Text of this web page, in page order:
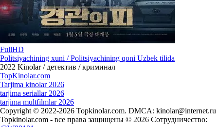
FullHD
Politsiyachining xuni / Politsiyachining qoni Uzbek tilida
2022 Kinolar / детектив / криминал
TopKinolar.com
Tarjima kinolar 2026
tarjima seriallar 2026
tarjima multfilmlar 2026
Copyright © 2022-2026 Topkinolar.com. DMCA: kinolar@internet.ru
Topkinolar.com - все права защищены © 2026 Сотрудничество: